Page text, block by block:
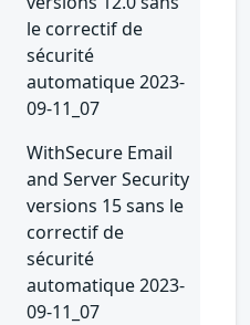
le correctif de
sécurité
automatique 2023-
09-11_07
WithSecure Email
and Server Security
versions 15 sans le
correctif de
sécurité
automatique 2023-
09-11_07